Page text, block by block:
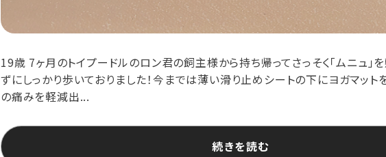
19歳 7ヶ月のトイプードルのロン君の飼主様から持ち帰ってさっそく「ムニュ」
ずにしっかり歩いておりました！今までは薄い滑り止めシートの下にヨガマット
の痛みを軽減出...
続きを読む